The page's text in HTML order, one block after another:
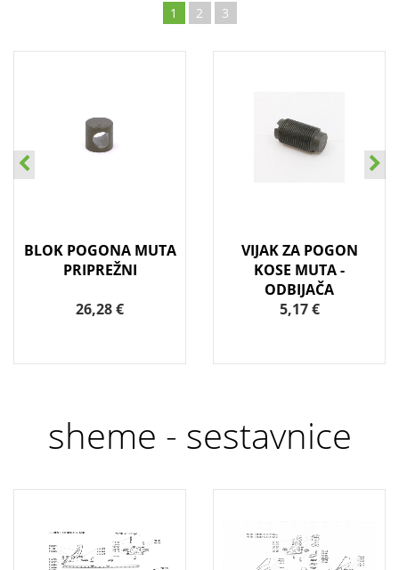
1 2 3
BLOK POGONA MUTA
PRIPREŽNI
26,28 €
VIJAK ZA POGON
KOSE MUTA -
ODBIJAČA
5,17 €
sheme - sestavnice